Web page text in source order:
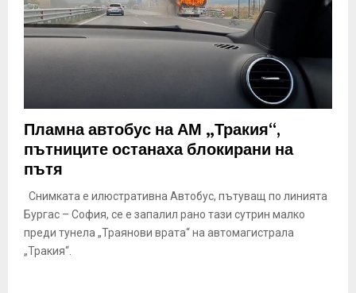
Y
N
Пламна автобус на АМ „Тракия“,
пътниците останаха блокирани на
пътя
Снимката е илюстративна Автобус, пътуващ по линията
Бургас – София, се е запалил рано тази сутрин малко
преди тунела „Траянови врата“ на автомагистрала
„Тракия“.